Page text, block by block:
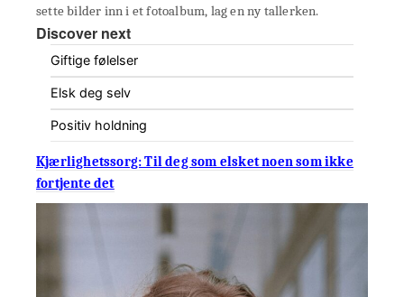
sette bilder inn i et fotoalbum, lag en ny tallerken.
Discover next
Giftige følelser
Elsk deg selv
Positiv holdning
Kjærlighetssorg: Til deg som elsket noen som ikke
fortjente det